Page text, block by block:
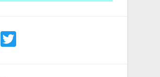
Instagram